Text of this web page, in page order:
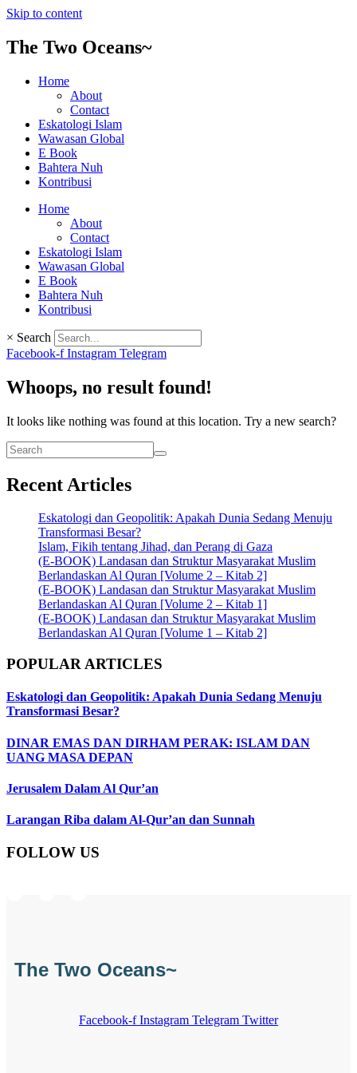
Skip to content
The Two Oceans~
Home
About
Contact
Eskatologi Islam
Wawasan Global
E Book
Bahtera Nuh
Kontribusi
Home
About
Contact
Eskatologi Islam
Wawasan Global
E Book
Bahtera Nuh
Kontribusi
× Search
Facebook-f Instagram Telegram
Whoops, no result found!
It looks like nothing was found at this location. Try a new search?
Recent Articles
Eskatologi dan Geopolitik: Apakah Dunia Sedang Menuju
Transformasi Besar?
Islam, Fikih tentang Jihad, dan Perang di Gaza
(E-BOOK) Landasan dan Struktur Masyarakat Muslim
Berlandaskan Al Quran [Volume 2 – Kitab 2]
(E-BOOK) Landasan dan Struktur Masyarakat Muslim
Berlandaskan Al Quran [Volume 2 – Kitab 1]
(E-BOOK) Landasan dan Struktur Masyarakat Muslim
Berlandaskan Al Quran [Volume 1 – Kitab 2]
POPULAR ARTICLES
Eskatologi dan Geopolitik: Apakah Dunia Sedang Menuju
Transformasi Besar?
DINAR EMAS DAN DIRHAM PERAK: ISLAM DAN
UANG MASA DEPAN
Jerusalem Dalam Al Qur’an
Larangan Riba dalam Al-Qur’an dan Sunnah
FOLLOW US
The Two Oceans~
Facebook-f Instagram Telegram Twitter